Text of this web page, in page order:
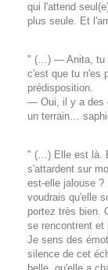
qui l'attend
plus seule. Et
" (…) — Anita, tu
c'est que tu n'es
prédisposition.
— Oui, il y a des
un terrain…
" (…) Elle est là.
s'attardent sur
est-elle jalouse
voudrais qu'elle
portez très bien.
se rencontrent et
Je sens des
silence de cet